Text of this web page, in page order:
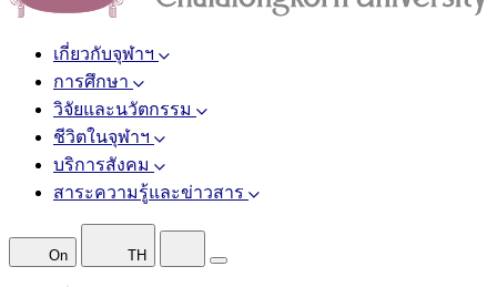
เกี่ยวกับจุฬาฯ
การศึกษา
วิจัยและนวัตกรรม
ชีวิตในจุฬาฯ
บริการสังคม
สาระความรู้และข่าวสาร
On TH